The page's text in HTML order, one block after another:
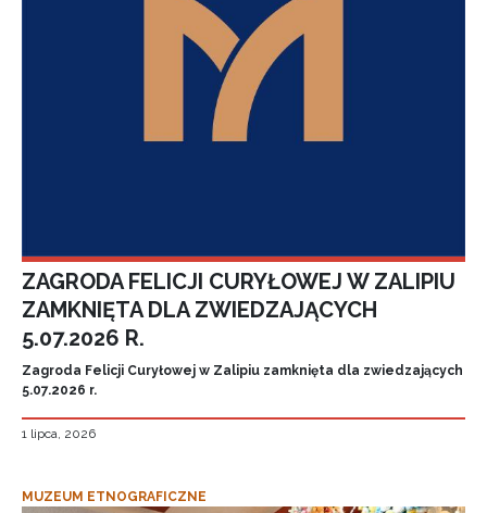
ZAGRODA FELICJI CURYŁOWEJ W ZALIPIU
ZAMKNIĘTA DLA ZWIEDZAJĄCYCH
5.07.2026 R.
Zagroda Felicji Curyłowej w Zalipiu zamknięta dla zwiedzających
5.07.2026 r.
1 lipca, 2026
MUZEUM ETNOGRAFICZNE